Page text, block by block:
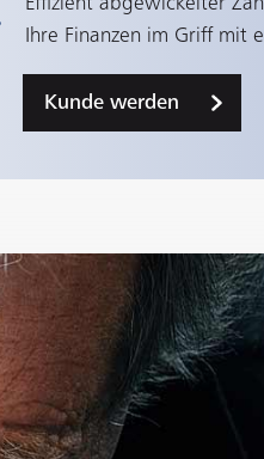
Ihre Finanzen im Griff mit
Kunde werden